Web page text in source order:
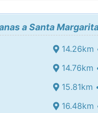
a Santa
14.76km
15.81km